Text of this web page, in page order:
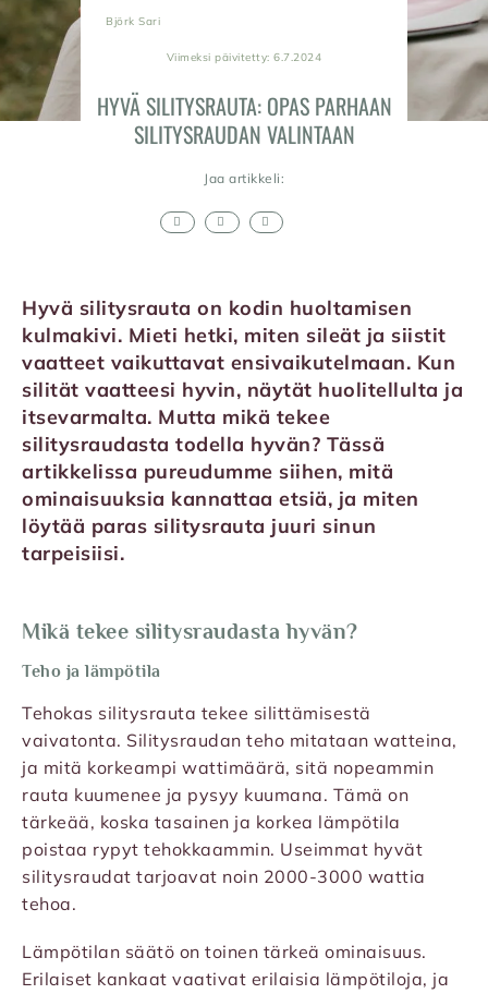
Björk Sari
Viimeksi päivitetty: 6.7.2024
HYVÄ SILITYSRAUTA: OPAS PARHAAN
SILITYSRAUDAN VALINTAAN
Jaa artikkeli:
Hyvä silitysrauta on kodin huoltamisen
kulmakivi. Mieti hetki, miten sileät ja siistit
vaatteet vaikuttavat ensivaikutelmaan. Kun
silität vaatteesi hyvin, näytät huolitellulta ja
itsevarmalta. Mutta mikä tekee
silitysraudasta todella hyvän? Tässä
artikkelissa pureudumme siihen, mitä
ominaisuuksia kannattaa etsiä, ja miten
löytää paras silitysrauta juuri sinun
tarpeisiisi.
Mikä tekee silitysraudasta hyvän?
Teho ja lämpötila
Tehokas silitysrauta tekee silittämisestä
vaivatonta. Silitysraudan teho mitataan watteina,
ja mitä korkeampi wattimäärä, sitä nopeammin
rauta kuumenee ja pysyy kuumana. Tämä on
tärkeää, koska tasainen ja korkea lämpötila
poistaa rypyt tehokkaammin. Useimmat hyvät
silitysraudat tarjoavat noin 2000-3000 wattia
tehoa.
Lämpötilan säätö on toinen tärkeä ominaisuus.
Erilaiset kankaat vaativat erilaisia lämpötiloja, ja